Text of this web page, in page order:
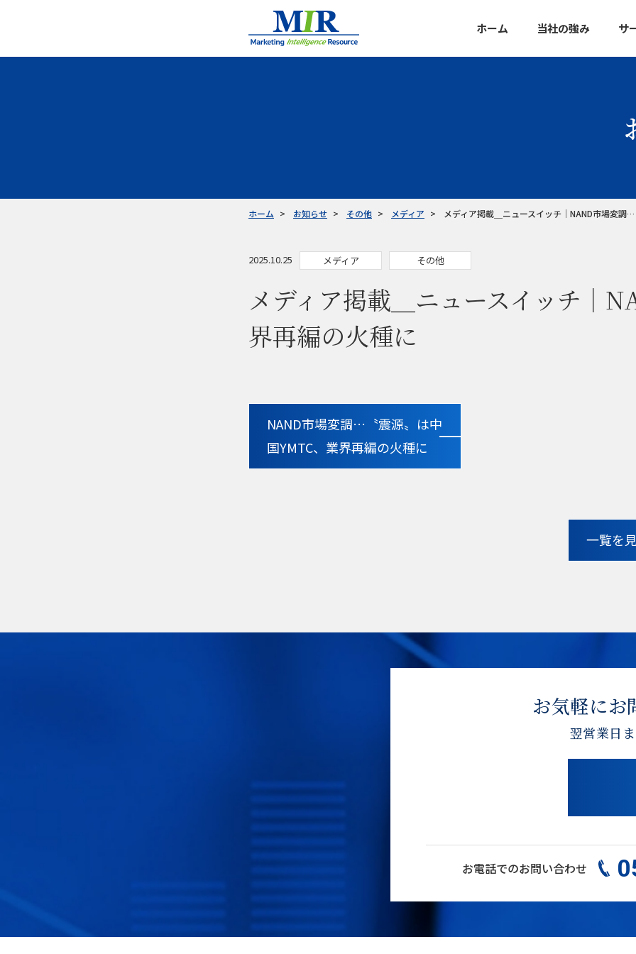
ホーム 当社の強み サ
カスタマ
ホーム お知らせ その他 メディア メディア掲載＿ニュースイッチ｜NAND市場変調
2025.10.25 メディア その他
メディア掲載＿ニュースイッチ｜
界再編の火種に
NAND市場変調…〝震源〟は中
国YMTC、業界再編の火種に
一覧を
お気軽にお
翌営業日
お電話でのお問い合わせ